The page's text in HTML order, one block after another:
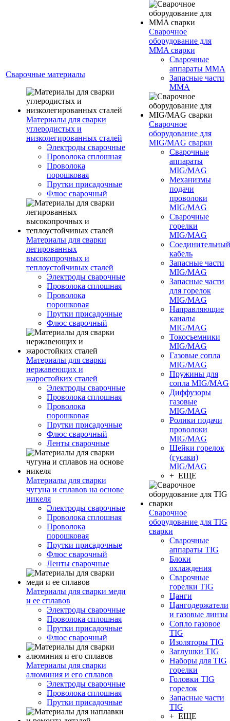
Сварочные материалы
Материалы для сварки
углеродистых и
низколегированных сталей
Электроды сварочные
Проволока сплошная
Проволока
порошковая
Прутки присадочные
Флюс сварочный
Материалы для сварки
легированных
высокопрочных и
теплоустойчивых сталей
Электроды сварочные
Проволока сплошная
Проволока
порошковая
Прутки присадочные
Флюс сварочный
Материалы для сварки
нержавеющих и
жаростойких сталей
Электроды сварочные
Проволока сплошная
Проволока
порошковая
Прутки присадочные
Флюс сварочный
Ленты сварочные
Материалы для сварки
чугуна и сплавов на основе
никеля
Электроды сварочные
Проволока сплошная
Проволока
порошковая
Прутки присадочные
Флюс сварочный
Ленты сварочные
Материалы для сварки меди
и ее сплавов
Электроды сварочные
Проволока сплошная
Прутки присадочные
Флюс сварочный
Материалы для сварки
алюминия и его сплавов
Электроды сварочные
Проволока сплошная
Прутки присадочные
Сварочное
оборудование для
MMA сварки
Сварочные
аппараты MMA
Запасные части
MMA
Сварочное
оборудование для
MIG/MAG сварки
Сварочные
аппараты
MIG/MAG
Механизмы
подачи
проволоки
MIG/MAG
Сварочные
горелки
MIG/MAG
Соединительный
кабель
Запасные части
MIG/MAG
Запасные части
для горелок
MIG/MAG
Направляющие
каналы
MIG/MAG
Токосъемники
MIG/MAG
Газовые сопла
MIG/MAG
Пружины для
сопла MIG/MAG
Диффузоры
газовые
MIG/MAG
Ролики подачи
проволоки
MIG/MAG
Шейки горелок
(гусаки)
MIG/MAG
+ ЕЩЕ
Сварочное
оборудование для TIG
сварки
Сварочные
аппараты TIG
Блоки
охлаждения
Сварочные
горелки TIG
Цанги
Цангодержатели
и газовые линзы
Сопло газовое
TIG
Изоляторы TIG
Заглушки TIG
Наборы для TIG
горелки
Головки TIG
горелок
Запасные части
TIG
+ ЕЩЕ